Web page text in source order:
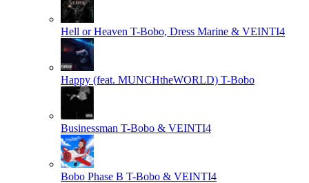
Hell or Heaven T-Bobo, Dress Marine & VEINTI4
Happy (feat. MUNCHtheWORLD) T-Bobo
Businessman T-Bobo & VEINTI4
Bobo Phase B T-Bobo & VEINTI4